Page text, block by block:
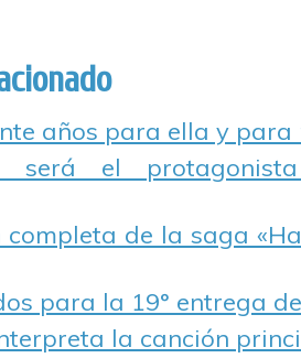
años para ella y para
será el
completa de la saga
para la 19° entrega
la canción